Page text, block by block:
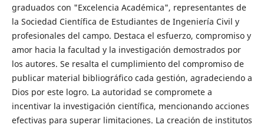
graduados con "Excelencia Académica", representantes de
la Sociedad Científica de Estudiantes de Ingeniería Civil y
profesionales del campo. Destaca el esfuerzo, compromiso y
amor hacia la facultad y la investigación demostrados por
los autores. Se resalta el cumplimiento del compromiso de
publicar material bibliográfico cada gestión, agradeciendo a
Dios por este logro. La autoridad se compromete a
incentivar la investigación científica, mencionando acciones
efectivas para superar limitaciones. La creación de institutos